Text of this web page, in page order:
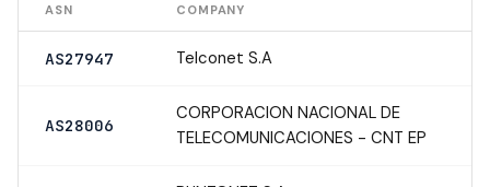
ASN COMPANY
AS27947 Telconet S.A
AS28006
CORPORACION NACIONAL DE
TELECOMUNICACIONES - CNT EP